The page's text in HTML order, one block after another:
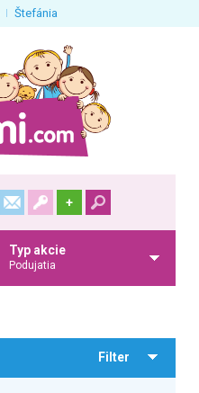
Štefánia
+
Typ akcie
Podujatia
Filter